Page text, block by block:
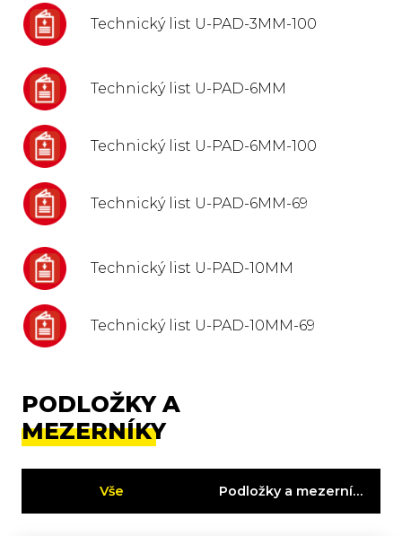
Technický list U-PAD-3MM-100
Technický list U-PAD-6MM
Technický list U-PAD-6MM-100
Technický list U-PAD-6MM-69
Technický list U-PAD-10MM
Technický list U-PAD-10MM-69
PODLOŽKY A
MEZERNÍKY
Vše Podložky a mezerníky